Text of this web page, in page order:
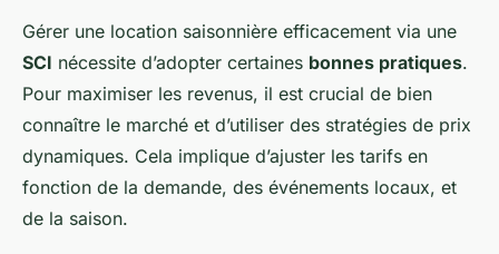
Gérer une location saisonnière efficacement via une
SCI nécessite d’adopter certaines bonnes pratiques.
Pour maximiser les revenus, il est crucial de bien
connaître le marché et d’utiliser des stratégies de prix
dynamiques. Cela implique d’ajuster les tarifs en
fonction de la demande, des événements locaux, et
de la saison.